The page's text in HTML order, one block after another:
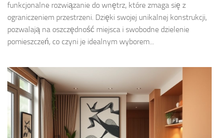
funkcjonalne rozwiązanie do wnętrz, które zmaga się z
ograniczeniem przestrzeni. Dzięki swojej unikalnej konstrukcji,
pozwalają na oszczędność miejsca i swobodne dzielenie
pomieszczeń, co czyni je idealnym wyborem...